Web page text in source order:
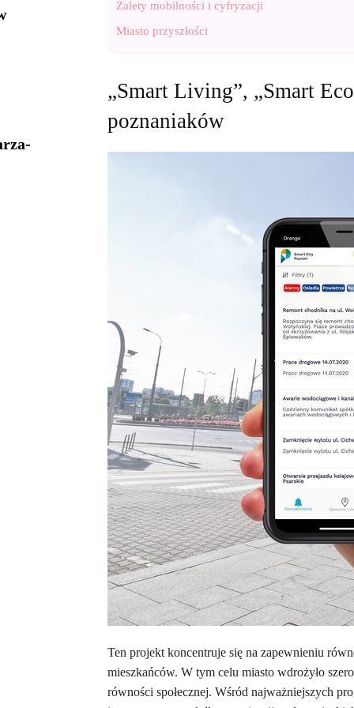
Zalety mobilności i cyfryzacji
Miasto przyszłości
„Smart Living”, „Smart
poznaniaków
Ten projekt koncentruje się na zapewnieniu
mieszkańców. W tym celu miasto wdrożyło
równości społecznej. Wśród najważniejszych